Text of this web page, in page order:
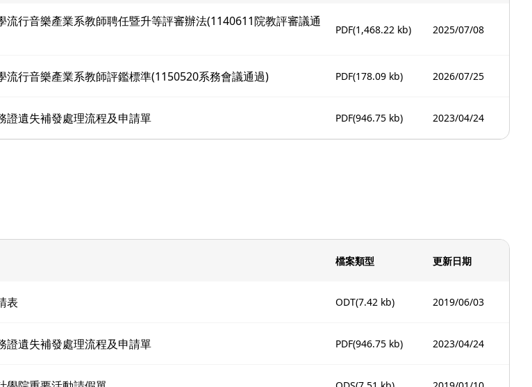
流行音樂產業系教師聘任暨升等評審辦法(1140611院教評審議通
PDF(1,468.22 kb) 2025/07/08
流行音樂產業系教師評鑑標準(1150520系務會議通過) PDF(178.09 kb) 2026/07/25
證遺失補發處理流程及申請單 PDF(946.75 kb) 2023/04/24
檔案類型 更新日期
表 ODT(7.42 kb) 2019/06/03
證遺失補發處理流程及申請單 PDF(946.75 kb) 2023/04/24